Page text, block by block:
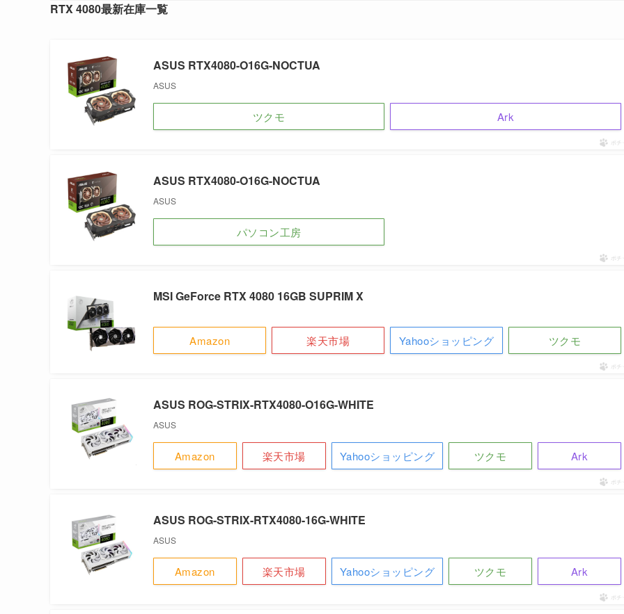
RTX 4080最新在庫一覧
ASUS RTX4080-O16G-NOCTUA
ASUS
ツクモ Ark
ポチ
ASUS RTX4080-O16G-NOCTUA
ASUS
パソコン工房
ポチ
MSI GeForce RTX 4080 16GB SUPRIM X
Amazon 楽天市場 Yahooショッピング ツクモ
ポチ
ASUS ROG-STRIX-RTX4080-O16G-WHITE
ASUS
Amazon 楽天市場 Yahooショッピング ツクモ Ark
ポチ
ASUS ROG-STRIX-RTX4080-16G-WHITE
ASUS
Amazon 楽天市場 Yahooショッピング ツクモ Ark
ポチ